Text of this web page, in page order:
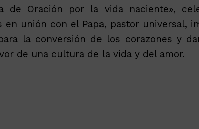
de Oración por la vida naciente»,
en unión con el Papa, pastor universal,
la conversión de los corazones y
de una cultura de la vida y del amor.